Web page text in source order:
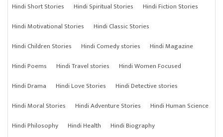
Hindi Short Stories Hindi Spiritual Stories
Hindi Fiction Stories
Hindi Motivational Stories
Hindi Classic Stories
Hindi Children Stories
Hindi Comedy stories
Hindi Magazine
Hindi Poems
Hindi Travel stories
Hindi Women Focused
Hindi Drama
Hindi Love Stories
Hindi Detective stories
Hindi Moral Stories
Hindi Adventure Stories
Hindi Human Science
Hindi Philosophy
Hindi Health Hindi Biography